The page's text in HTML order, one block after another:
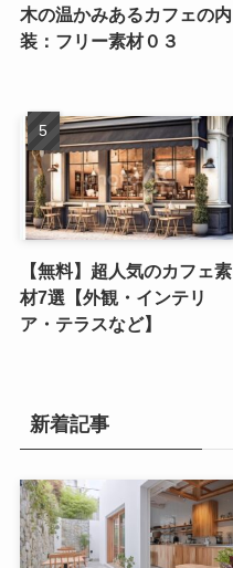
木の温かみあるカフェの内
装：フリー素材０３
【無料】超人気のカフェ素
材7選【外観・インテリ
ア・テラスなど】
新着記事